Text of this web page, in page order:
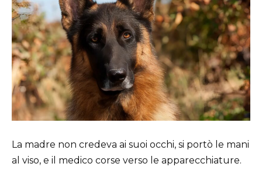
La madre non credeva ai suoi occhi, si portò le mani
al viso, e il medico corse verso le apparecchiature.